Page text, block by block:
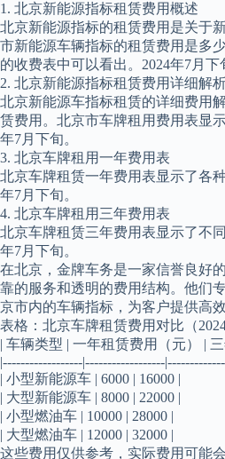
1. 北京新能源指标租赁费用概述
北京新能源指标的租赁费用是关于
市新能源车辆指标的租赁费用是多
的收费表中可以看出。2024年7月下
2. 北京新能源指标租赁费用详细解
北京新能源车指标租赁的详细费用
赁费用。北京市车牌租用费用表显
年7月下旬。
3. 北京车牌租用一年费用表
北京车牌租赁一年费用表显示了各
年7月下旬。
4. 北京车牌租用三年费用表
北京车牌租赁三年费用表显示了不
年7月下旬。
在北京，金牌车务是一家信誉良好
靠的服务和透明的费用结构。他们
京市内的车辆指标，为客户提供高
表格：北京车牌租赁费用对比（
| 车辆类型 | 一年租赁费用（元） |
|------------------|------------------
| 小型新能源车 | 6000 | 16000 |
| 大型新能源车 | 8000 | 22000 |
| 小型燃油车 | 10000 | 28000 |
| 大型燃油车 | 12000 | 32000 |
这些费用仅供参考，实际费用可能